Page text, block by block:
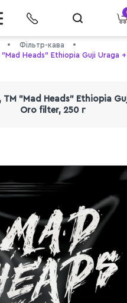
Фільтр-кава
Heads" Ethiopia Guji Uraga
ТМ "Mad Heads" Ethiopia
Oro filter, 250 г